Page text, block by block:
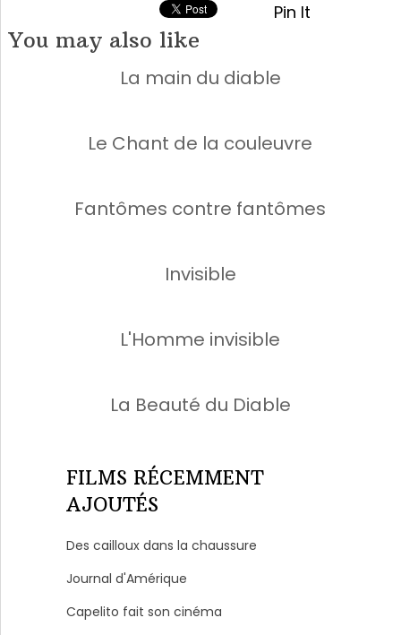
Pin It
You may also like
La main du diable
Le Chant de la couleuvre
Fantômes contre fantômes
Invisible
L'Homme invisible
La Beauté du Diable
FILMS RÉCEMMENT
AJOUTÉS
Des cailloux dans la chaussure
Journal d'Amérique
Capelito fait son cinéma